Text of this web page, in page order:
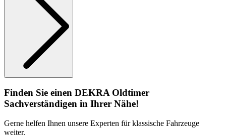
Finden Sie einen DEKRA Oldtimer
Sachverständigen in Ihrer Nähe!
Gerne helfen Ihnen unsere Experten für klassische Fahrzeuge
weiter.